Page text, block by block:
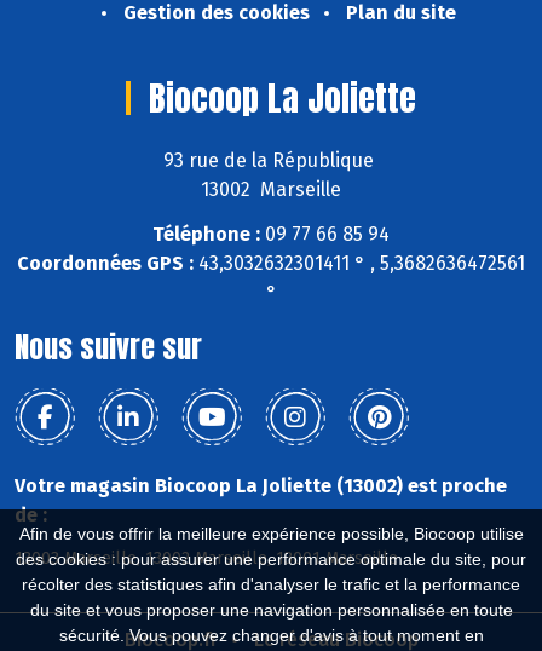
Afin de vous offrir la meilleure expérience possible, Biocoop utilise
des cookies : pour assurer une performance optimale du site, pour
récolter des statistiques afin d'analyser le trafic et la performance
du site et vous proposer une navigation personnalisée en toute
sécurité. Vous pouvez changer d'avis à tout moment en
Gestion des cookies
Plan du site
Biocoop La Joliette
93 rue de la République
13002 Marseille
Téléphone : 09 77 66 85 94
Coordonnées GPS : 43,3032632301411 ° , 5,3682636472561
°
Nous suivre sur
Votre magasin Biocoop La Joliette (13002) est proche
de :
13003 Marseille, 13002 Marseille, 13001 Marseille
Biocoop.fr Le réseau Biocoop